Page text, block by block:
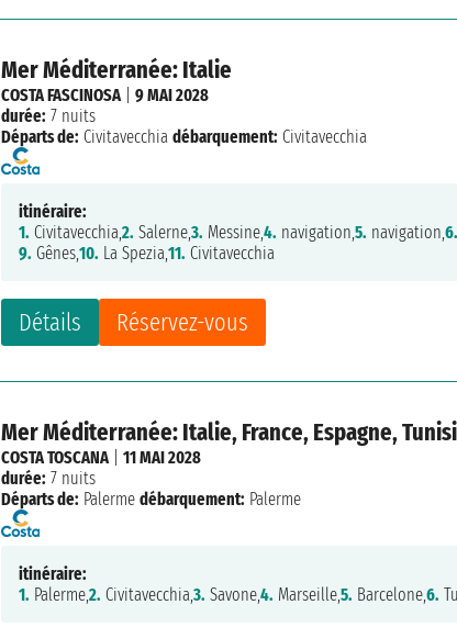
Mer Méditerranée: Italie
Détails Réservez-vous
COSTA FASCINOSA|9 MAI 2028
durée: 7 nuits
Départs de: Civitavecchia débarquement: Civitavecchia
itinéraire:
1. Civitavecchia,2. Salerne,3. Messine,4. navigation,5. navigation,6.
9. Gênes,10. La Spezia,11. Civitavecchia
Mer Méditerranée: Italie, France, Espagne,
COSTA TOSCANA|11 MAI 2028
durée: 7 nuits
Départs de: Palerme débarquement: Palerme
itinéraire:
1. Palerme,2. Civitavecchia,3. Savone,4. Marseille,5. Barcelone,6.